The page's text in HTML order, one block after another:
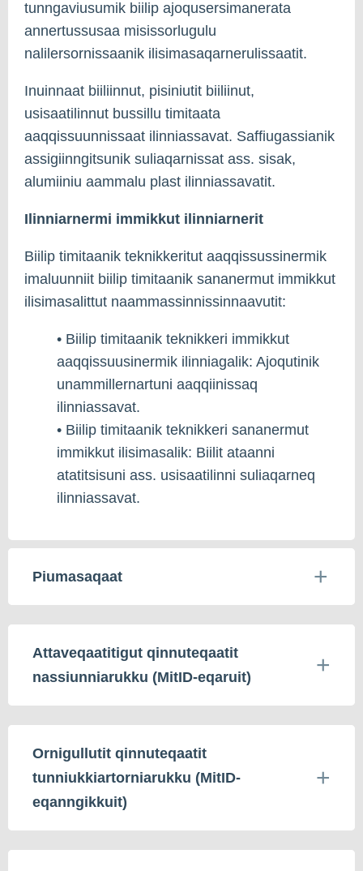
tunngaviusumik biilip ajoqusersimanerata
annertussusaa misissorlugulu
nalilersornissaanik ilisimasaqarnerulissaatit.
Inuinnaat biiliinnut, pisiniutit biiliinut,
usisaatilinnut bussillu timitaata
aaqqissuunnissaat ilinniassavat. Saffiugassianik
assigiinngitsunik suliaqarnissat ass. sisak,
alumiiniu aammalu plast ilinniassavatit.
Ilinniarnermi immikkut ilinniarnerit
Biilip timitaanik teknikkeritut aaqqissussinermik
imaluunniit biilip timitaanik sananermut immikkut
ilisimasalittut naammassinnissinnaavutit:
• Biilip timitaanik teknikkeri immikkut
aaqqissuusinermik ilinniagalik: Ajoqutinik
unammillernartuni aaqqiinissaq
ilinniassavat.
• Biilip timitaanik teknikkeri sananermut
immikkut ilisimasalik: Biilit ataanni
atatitsisuni ass. usisaatilinni suliaqarneq
ilinniassavat.
Piumasaqaat
Attaveqaatitigut qinnuteqaatit
nassiunniarukku (MitID-eqaruit)
Ornigullutit qinnuteqaatit
tunniukkiartorniarukku (MitID-
eqanngikkuit)